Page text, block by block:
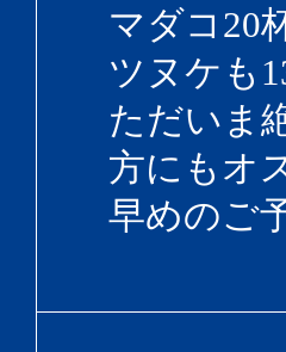
マダコ20
ツヌケも
ただいま
方にもオ
早めのご